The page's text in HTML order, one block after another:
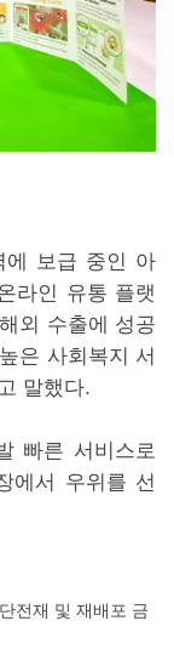
에 보급 중인 아
라인 유통 플랫
외 수출에 성공
은 사회복지 서
말했다.
빠른 서비스로
에서 우위를 선
전재 및 재배포 금